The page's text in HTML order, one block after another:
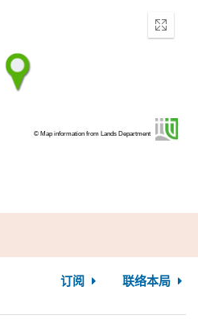
Enter
© Map information from Lands Department
订阅 联络本局